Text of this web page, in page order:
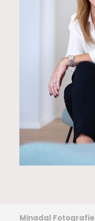
Minadal Fotografie